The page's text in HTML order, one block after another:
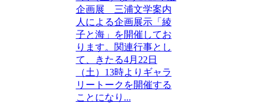
企画展 三浦文学案内
人による企画展示「綾
子と海」を開催してお
ります。関連行事とし
て、きたる4月22日
（土）13時よりギャラ
リートークを開催する
ことになり...